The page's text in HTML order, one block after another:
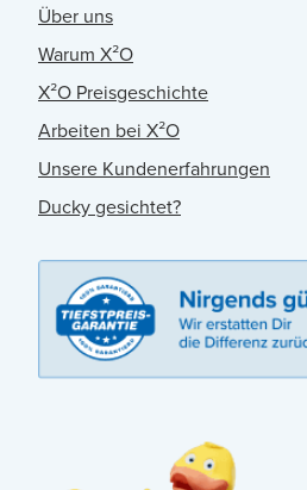
Über uns
Warum X²O
X²O Preisgeschichte
Arbeiten bei X²O
Unsere Kundenerfahrungen
Ducky gesichtet?